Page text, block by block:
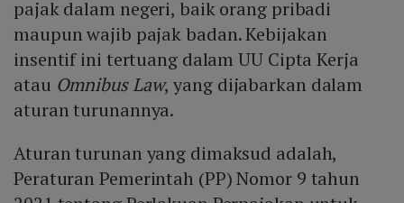
pajak dalam negeri, baik orang pribadi
maupun wajib pajak badan. Kebijakan
insentif ini tertuang dalam UU Cipta Kerja
atau Omnibus Law, yang dijabarkan dalam
aturan turunannya.
Aturan turunan yang dimaksud adalah,
Peraturan Pemerintah (PP) Nomor 9 tahun